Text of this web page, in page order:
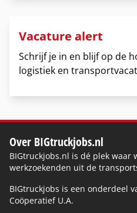
Vacature alert
Schrijf je in en blijf op de
logistiek en
Over BIGtruckjobs.nl
BIGtruckjobs.nl is dé plek waar
werkzoekenden uit de
BIGtruckjobs is een onderdeel
Coöperatief U.A.